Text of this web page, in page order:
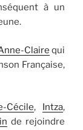
à un
Claire qui
Française,
Cécile, Intza,
de rejoindre